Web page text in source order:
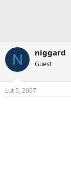
N niggard
Guest
Lut 5, 2007